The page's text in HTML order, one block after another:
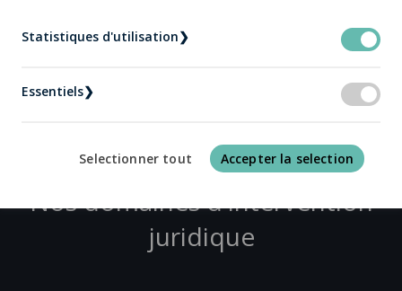
Accueil
Services juridiques aux particuliers et entreprises
Nos domaines d'intervention
juridique
Statistiques d'utilisation❯
Essentiels❯
Selectionner tout Accepter la selection